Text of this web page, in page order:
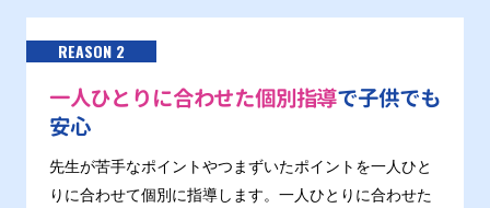
REASON 2
一人ひとりに合わせた個別指導で子供でも
安心
先生が苦手なポイントやつまずいたポイントを一人ひと
りに合わせて個別に指導します。一人ひとりに合わせた